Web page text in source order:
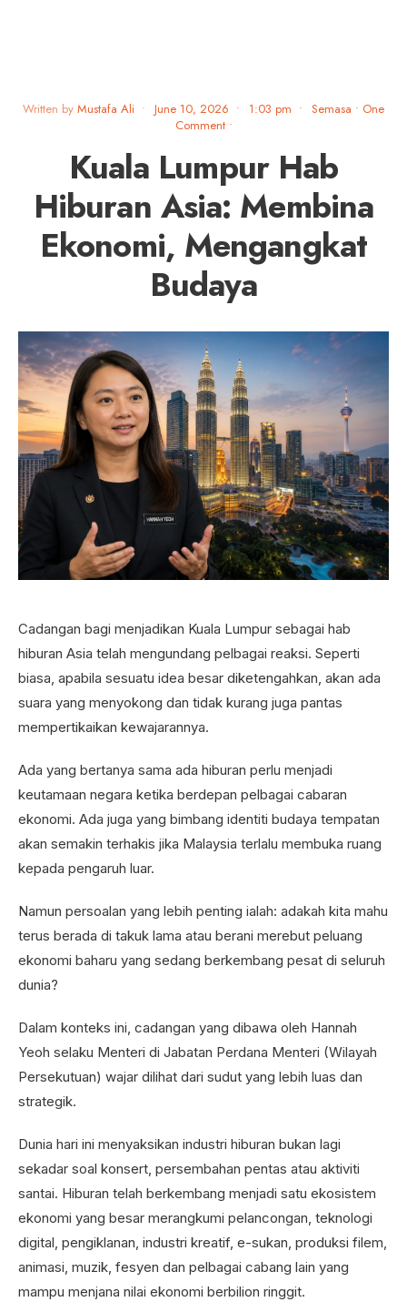
Written by Mustafa Ali • June 10, 2026 • 1:03 pm • Semasa • One
Comment •
Kuala Lumpur Hab
Hiburan Asia: Membina
Ekonomi, Mengangkat
Budaya
Cadangan bagi menjadikan Kuala Lumpur sebagai hab
hiburan Asia telah mengundang pelbagai reaksi. Seperti
biasa, apabila sesuatu idea besar diketengahkan, akan ada
suara yang menyokong dan tidak kurang juga pantas
mempertikaikan kewajarannya.
Ada yang bertanya sama ada hiburan perlu menjadi
keutamaan negara ketika berdepan pelbagai cabaran
ekonomi. Ada juga yang bimbang identiti budaya tempatan
akan semakin terhakis jika Malaysia terlalu membuka ruang
kepada pengaruh luar.
Namun persoalan yang lebih penting ialah: adakah kita mahu
terus berada di takuk lama atau berani merebut peluang
ekonomi baharu yang sedang berkembang pesat di seluruh
dunia?
Dalam konteks ini, cadangan yang dibawa oleh Hannah
Yeoh selaku Menteri di Jabatan Perdana Menteri (Wilayah
Persekutuan) wajar dilihat dari sudut yang lebih luas dan
strategik.
Dunia hari ini menyaksikan industri hiburan bukan lagi
sekadar soal konsert, persembahan pentas atau aktiviti
santai. Hiburan telah berkembang menjadi satu ekosistem
ekonomi yang besar merangkumi pelancongan, teknologi
digital, pengiklanan, industri kreatif, e-sukan, produksi filem,
animasi, muzik, fesyen dan pelbagai cabang lain yang
mampu menjana nilai ekonomi berbilion ringgit.